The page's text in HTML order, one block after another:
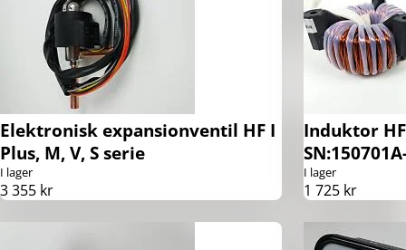
Elektronisk expansionventil HF I
Plus, M, V, S serie
I lager
3 355 kr
Induktor
I lager
1 725 kr